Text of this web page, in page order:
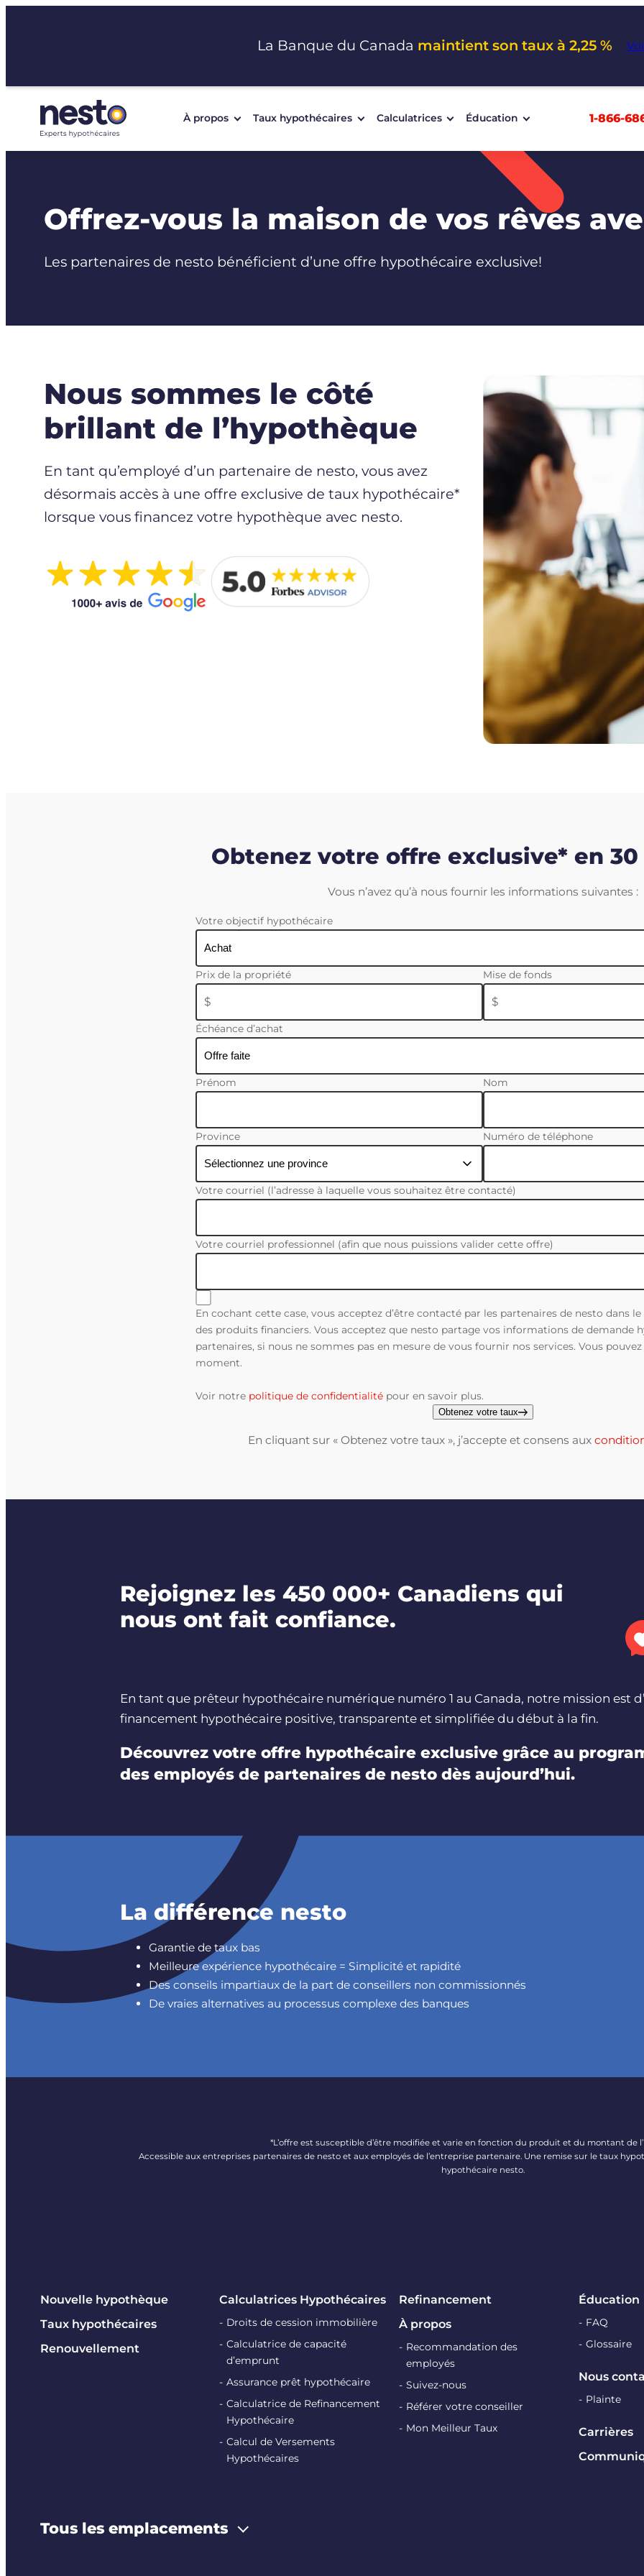
La Banque du Canada maintient son taux à 2,25 %
À propos Taux hypothécaires Calculatrices Éducation 1-866-
Offrez-vous la maison de vos rêves
Les partenaires de nesto bénéficient d’une offre hypothécaire exclusive!
Nous sommes le côté
brillant de l’hypothèque
En tant qu’employé d’un partenaire de nesto, vous avez
désormais accès à une offre exclusive de taux hypothécaire*
lorsque vous financez votre hypothèque avec nesto.
Obtenez votre offre exclusive* en 30
Vous n’avez qu’à nous fournir les informations suivantes :
Votre objectif hypothécaire
Prix de la propriété
$
Mise de fonds
$
Échéance d’achat
Prénom Nom
Province Numéro de téléphone
Votre courriel (l’adresse à laquelle vous souhaitez être contacté)
Votre courriel professionnel (afin que nous puissions valider cette offre)
En cochant cette case, vous acceptez d’être contacté par les partenaires de nesto dans
des produits financiers. Vous acceptez que nesto partage vos informations de demande
partenaires, si nous ne sommes pas en mesure de vous fournir nos services. Vous
moment.
Voir notre politique de confidentialité pour en savoir plus.
Obtenez votre taux
En cliquant sur « Obtenez votre taux », j’accepte et consens aux
Rejoignez les 450 000+ Canadiens qui
nous ont fait confiance.
En tant que prêteur hypothécaire numérique numéro 1 au Canada, notre mission est
financement hypothécaire positive, transparente et simplifiée du début à la fin.
Découvrez votre offre hypothécaire exclusive grâce au
des employés de partenaires de nesto dès aujourd’hui.
La différence nesto
Garantie de taux bas
Meilleure expérience hypothécaire = Simplicité et rapidité
Des conseils impartiaux de la part de conseillers non commissionnés
De vraies alternatives au processus complexe des banques
*L’offre est susceptible d’être modifiée et varie en fonction du produit et du montant de
Accessible aux entreprises partenaires de nesto et aux employés de l’entreprise partenaire. Une remise sur le taux
hypothécaire nesto.
Nouvelle hypothèque
Taux hypothécaires
Renouvellement
Calculatrices Hypothécaires
Droits de cession immobilière
Calculatrice de capacité
d’emprunt
Assurance prêt hypothécaire
Calculatrice de Refinancement
Hypothécaire
Calcul de Versements
Hypothécaires
Refinancement
À propos
Recommandation des
employés
Suivez-nous
Référer votre conseiller
Mon Meilleur Taux
Éducation
FAQ
Glossaire
Nous
Plainte
Carrières
Tous les emplacements